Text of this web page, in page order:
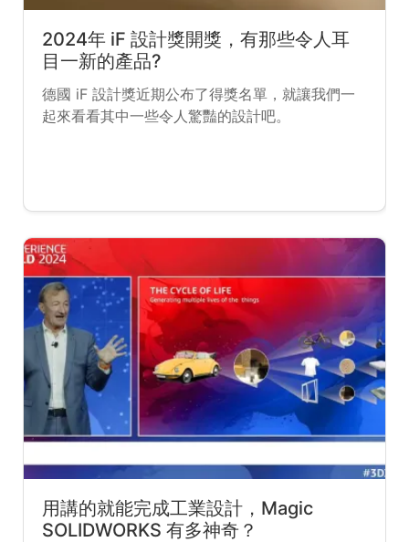
2024年 iF 設計獎開獎，有那些令人耳
目一新的產品?
德國 iF 設計獎近期公布了得獎名單，就讓我們一
起來看看其中一些令人驚豔的設計吧。
用講的就能完成工業設計，Magic
SOLIDWORKS 有多神奇？